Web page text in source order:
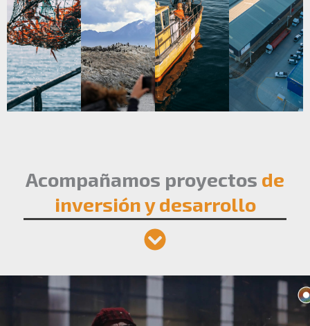
Acompañamos proyectos de
inversión y desarrollo